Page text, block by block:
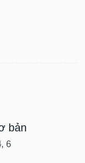
bản
6